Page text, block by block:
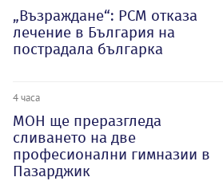
„Възраждане“: РСМ отказа
лечение в България на
пострадала българка
4 часа
МОН ще преразгледа
сливането на две
професионални гимназии в
Пазарджик